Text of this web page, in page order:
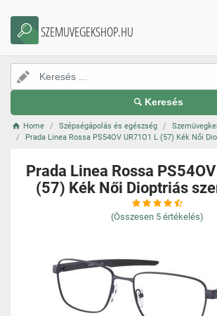
SZEMUVEGEKSHOP.HU
Keresés
Home Szépségápolás és egészség
Prada Linea Rossa PS54OV UR71O1 L (57) Kék Női
Prada Linea Rossa
(57) Kék Női Dioptriás
(Összesen 5 értékelés)